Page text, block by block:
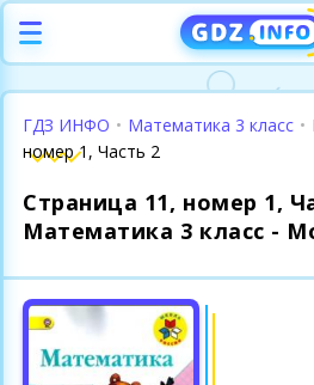
ГДЗ ИНФО • Математика 3 класс •
номер 1, Часть 2
Страница 11, номер 1,
Математика 3 класс -